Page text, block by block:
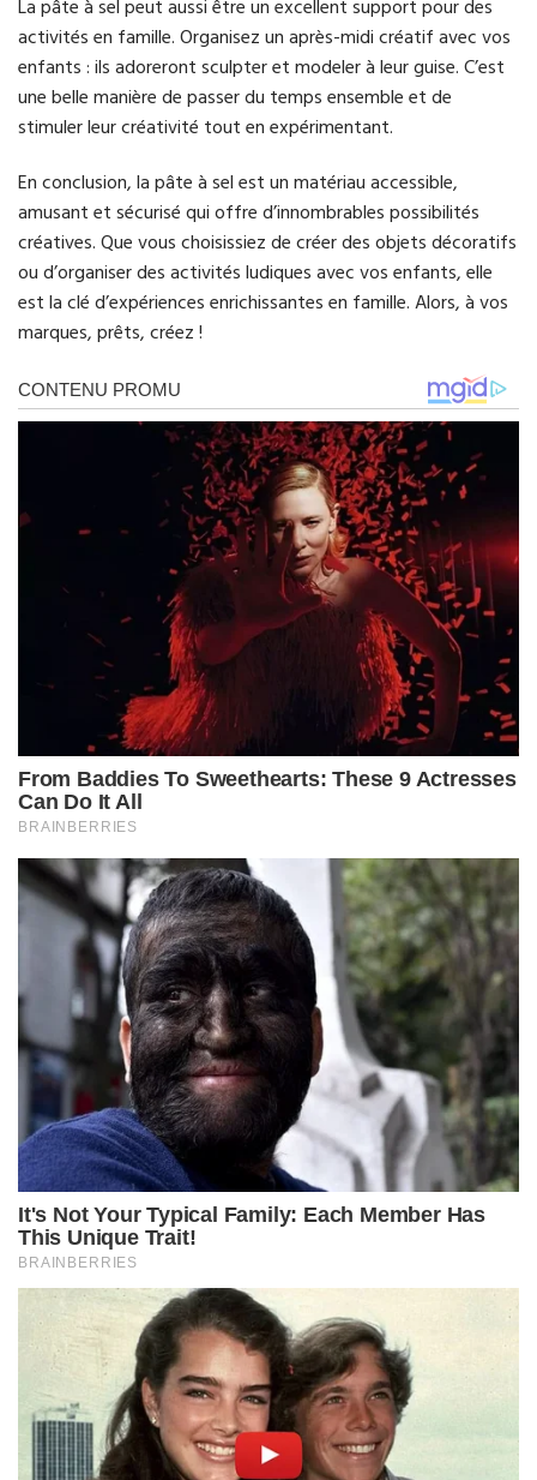
La pâte à sel peut aussi être un excellent support pour des
activités en famille. Organisez un après-midi créatif avec vos
enfants : ils adoreront sculpter et modeler à leur guise. C’est
une belle manière de passer du temps ensemble et de
stimuler leur créativité tout en expérimentant.
En conclusion, la pâte à sel est un matériau accessible,
amusant et sécurisé qui offre d’innombrables possibilités
créatives. Que vous choisissiez de créer des objets décoratifs
ou d’organiser des activités ludiques avec vos enfants, elle
est la clé d’expériences enrichissantes en famille. Alors, à vos
marques, prêts, créez !